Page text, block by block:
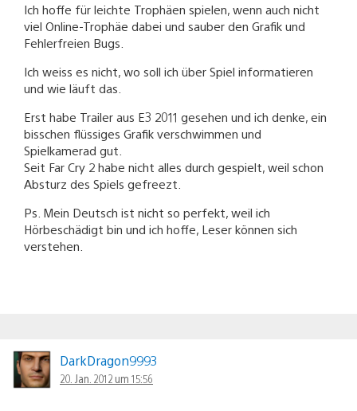
Ich hoffe für leichte Trophäen spielen, wenn auch nicht
viel Online-Trophäe dabei und sauber den Grafik und
Fehlerfreien Bugs.
Ich weiss es nicht, wo soll ich über Spiel informatieren
und wie läuft das.
Erst habe Trailer aus E3 2011 gesehen und ich denke, ein
bisschen flüssiges Grafik verschwimmen und
Spielkamerad gut.
Seit Far Cry 2 habe nicht alles durch gespielt, weil schon
Absturz des Spiels gefreezt.
Ps. Mein Deutsch ist nicht so perfekt, weil ich
Hörbeschädigt bin und ich hoffe, Leser können sich
verstehen.
DarkDragon9993
20. Jan. 2012 um 15:56